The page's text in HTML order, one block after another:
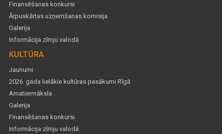
Finansēšanas konkursi
Ārpuskārtas uzņemšanas komisija
Galerija
Informācija zīmju valodā
KULTŪRA
Jaunumi
2026. gada lielākie kultūras pasākumi Rīgā
Amatiermāksla
Galerija
Finansēšanas konkursi
Informācija zīmju valodā